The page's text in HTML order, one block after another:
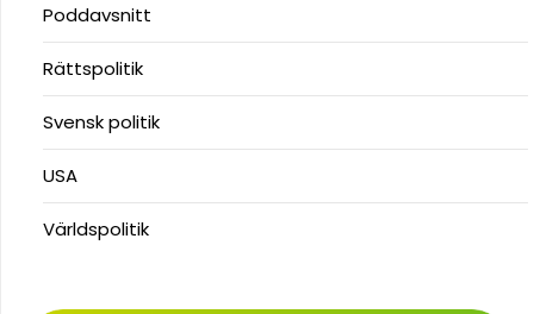
Poddavsnitt
Rättspolitik
Svensk politik
USA
Världspolitik